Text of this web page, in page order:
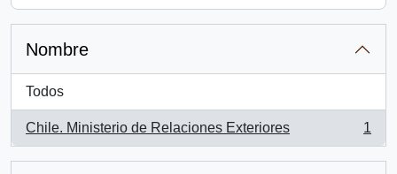
Nombre
Todos
Chile. Ministerio de Relaciones Exteriores
, 1 resultados
1